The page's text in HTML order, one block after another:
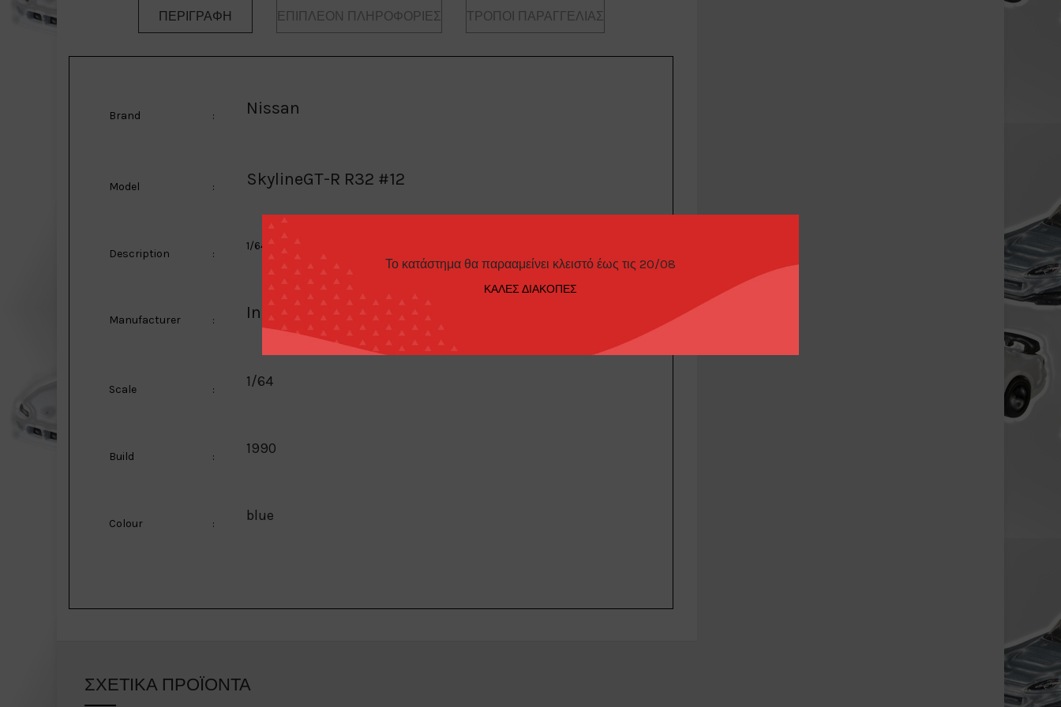
Το κατάστημα θα παρααμείνει κλειστό έως τις 20/08
ΚΑΛΕΣ ΔΙΑΚΟΠΕΣ
ΠΕΡΙΓΡΑΦΉ ΕΠΙΠΛΈΟΝ ΠΛΗΡΟΦΟΡΊΕΣ ΤΡΌΠΟΙ ΠΑΡΑΓΓΕΛΊΑΣ
Brand : Nissan
Model : SkylineGT-R R32 #12
Description :
1/64 1990 Nissan Skyline GTR R32 #12 *Calsonic* JTC Overall Champion, blue
Manufacturer : Inno Models
Scale : 1/64
Build : 1990
Colour : blue
ΣΧΕΤΙΚΆ ΠΡΟΪΌΝΤΑ